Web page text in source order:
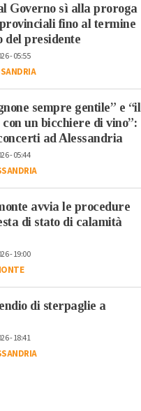
Governo sì alla proroga
fino al termine
del presidente
- 05:55
sempre gentile” e “il
un bicchiere di vino”:
ad Alessandria
- 05:44
avvia le procedure
di stato di calamità
- 19:00
di sterpaglie a
- 18:41